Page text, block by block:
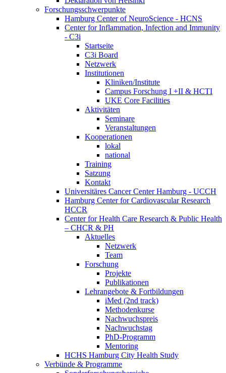
Forschungsschwerpunkte
Hamburg Center of NeuroScience - HCNS
Center for Inflammation, Infection and Immunity
- C3i
Startseite
C3i Board
Netzwerk
Institutionen
Kliniken/Institute
Campus Forschung I +II & HCTI
UKE Core Facilities
Aktivitäten
Seminare
Veranstaltungen
Kooperationen
lokal
national
Training
Satzung
Kontakt
Universitäres Cancer Center Hamburg - UCCH
Hamburg Center for Cardiovascular Research
HCCR
Center for Health Care Research & Public Health
– CHCR & PH
Aktuelles
Netzwerk
Team
Forschung
Projekte
Publikationen
Lehrangebote & Fortbildungen
iMed (2nd track)
Methodenkurse
Nachwuchspreis
Nachwuchstag
PhD-Programm
Mentoring
HCHS Hamburg City Health Study
Verbünde & Programme